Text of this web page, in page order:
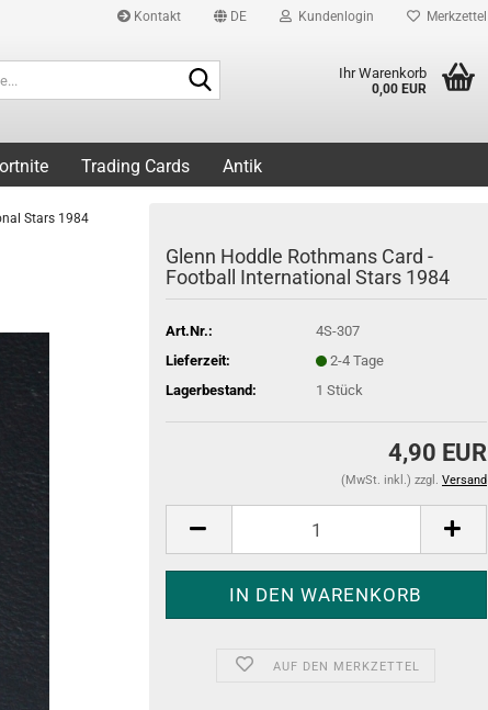
Kontakt DE Kundenlogin Merkzettel
Ihr Warenkorb
0,00 EUR
Trading Cards Antik
Stars 1984
Glenn Hoddle Rothmans Card -
Football International Stars 1984
Art.Nr.:
4S-307
Lieferzeit:
2-4 Tage
Lagerbestand:
1 Stück
4,90 EUR
(MwSt. inkl.) zzgl. Versand
AUF DEN MERKZETTEL